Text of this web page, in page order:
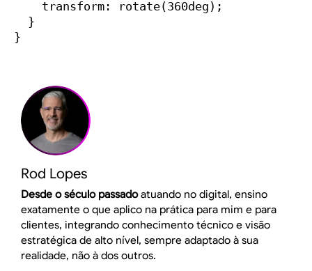
}
Rod Lopes
Desde o século passadoatuando no digital, ensino
exatamente o que aplico na prática para mim e para
clientes, integrando conhecimento técnico e visão
estratégica de alto nível, sempre adaptado à sua
realidade, não à dos outros.